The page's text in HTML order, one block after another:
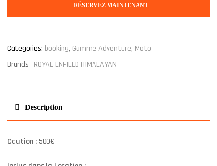
RÉSERVEZ MAINTENANT
Categories: booking, Gamme Adventure, Moto
Brands : ROYAL ENFIELD HIMALAYAN
Description
Caution :500€